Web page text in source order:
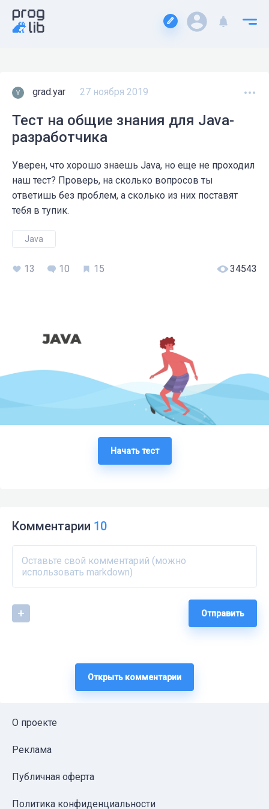
grad.yar 27 ноября 2019
Тест на общие знания для Java-
разработчика
Уверен, что хорошо знаешь Java, но еще не проходил
наш тест? Проверь, на сколько вопросов ты
ответишь без проблем, а сколько из них поставят
тебя в тупик.
Java
13 10 15 34543
Начать тест
Комментарии 10
Отправить
Открыть комментарии
О проекте
Реклама
Публичная оферта
Политика конфиденциальности